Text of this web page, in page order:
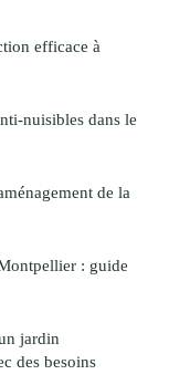
efficace à
nuisibles dans le
de la
: guide
jardin
des besoins